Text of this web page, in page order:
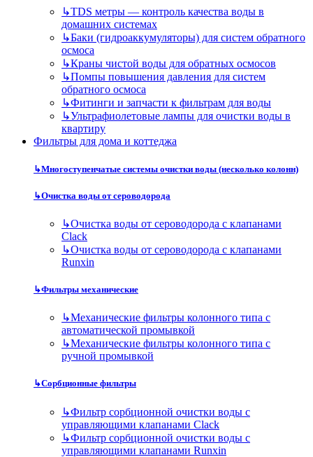
↳TDS метры — контроль качества воды в
домашних системах
↳Баки (гидроаккумуляторы) для систем обратного
осмоса
↳Краны чистой воды для обратных осмосов
↳Помпы повышения давления для систем
обратного осмоса
↳Фитинги и запчасти к фильтрам для воды
↳Ультрафиолетовые лампы для очистки воды в
квартиру
Фильтры для дома и коттеджа
↳Многоступенчатые системы очистки воды (несколько колонн)
↳Очистка воды от сероводорода
↳Очистка воды от сероводорода с клапанами
Clack
↳Очистка воды от сероводорода с клапанами
Runxin
↳Фильтры механические
↳Механические фильтры колонного типа с
автоматической промывкой
↳Механические фильтры колонного типа с
ручной промывкой
↳Сорбционные фильтры
↳Фильтр сорбционной очистки воды с
управляющими клапанами Clack
↳Фильтр сорбционной очистки воды с
управляющими клапанами Runxin